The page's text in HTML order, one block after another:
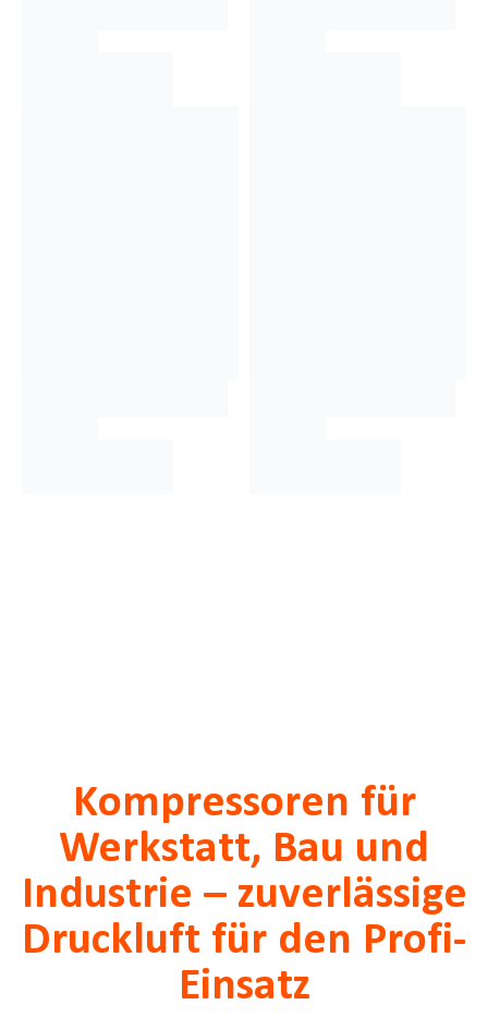
Kompressoren für
Werkstatt, Bau und
Industrie – zuverlässige
Druckluft für den Profi-
Einsatz